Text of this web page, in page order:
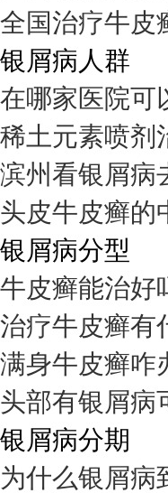
全国治疗牛皮
银屑病人群
在哪家医院可
稀土元素喷剂
滨州看银屑病
头皮牛皮癣的
银屑病分型
牛皮癣能治好
治疗牛皮癣有
满身牛皮癣咋
头部有银屑病
银屑病分期
为什么银屑病